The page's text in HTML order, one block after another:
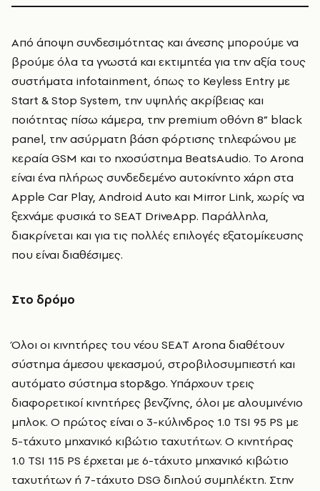
Από άποψη συνδεσιμότητας και άνεσης μπορούμε να
βρούμε όλα τα γνωστά και εκτιμητέα για την αξία τους
συστήματα infotainment, όπως το Keyless Entry με
Start & Stop System, την υψηλής ακρίβειας και
ποιότητας πίσω κάμερα, την premium οθόνη 8” black
panel, την ασύρματη βάση φόρτισης τηλεφώνου με
κεραία GSM και το ηχοσύστημα BeatsAudio. Το Arona
είναι ένα πλήρως συνδεδεμένο αυτοκίνητο χάρη στα
Apple Car Play, Android Auto και Mirror Link, χωρίς να
ξεχνάμε φυσικά το SEAT DriveApp. Παράλληλα,
διακρίνεται και για τις πολλές επιλογές εξατομίκευσης
που είναι διαθέσιμες.
Στο δρόμο
Όλοι οι κινητήρες του νέου SEAT Arona διαθέτουν
σύστημα άμεσου ψεκασμού, στροβιλοσυμπιεστή και
αυτόματο σύστημα stop&go. Υπάρχουν τρεις
διαφορετικοί κινητήρες βενζίνης, όλοι με αλουμινένιο
μπλοκ. Ο πρώτος είναι ο 3-κύλινδρος 1.0 TSI 95 PS με
5-τάχυτο μηχανικό κιβώτιο ταχυτήτων. Ο κινητήρας
1.0 TSI 115 PS έρχεται με 6-τάχυτο μηχανικό κιβώτιο
ταχυτήτων ή 7-τάχυτο DSG διπλού συμπλέκτη. Στην